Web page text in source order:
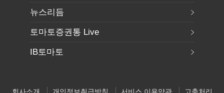
뉴스리듬
토마토증권통 Live
IB토마토